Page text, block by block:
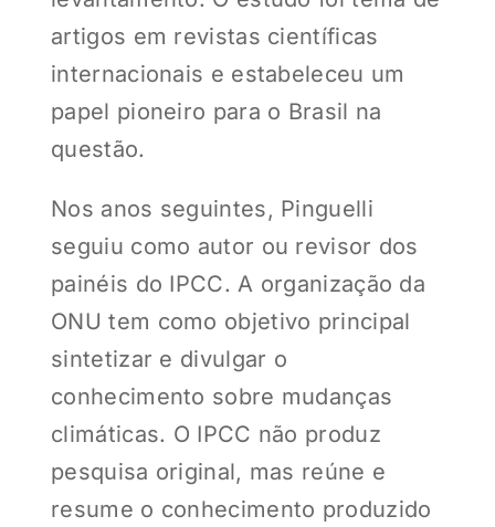
artigos em revistas científicas
internacionais e estabeleceu um
papel pioneiro para o Brasil na
questão.
Nos anos seguintes, Pinguelli
seguiu como autor ou revisor dos
painéis do IPCC. A organização da
ONU tem como objetivo principal
sintetizar e divulgar o
conhecimento sobre mudanças
climáticas. O IPCC não produz
pesquisa original, mas reúne e
resume o conhecimento produzido